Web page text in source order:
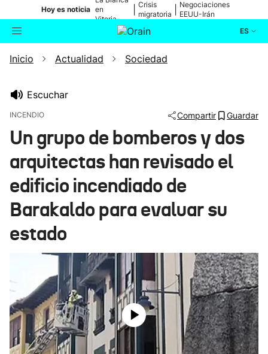
Hoy es noticia en
Vitoria-
Gasteiz
Crisis
migratoria
Negociaciones
EEUU-Irán
ES
Buscador Actualidad
Ikusmiran
Eguraldia
Inicio Actualidad Sociedad
Escuchar
INCENDIO Compartir Guardar
Un grupo de bomberos y dos
arquitectas han revisado el
edificio incendiado de
Barakaldo para evaluar su
estado